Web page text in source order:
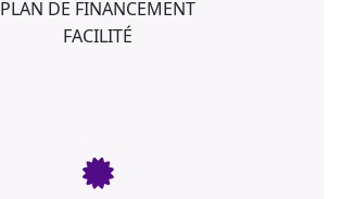
PLAN DE FINANCEMENT
FACILITÉ